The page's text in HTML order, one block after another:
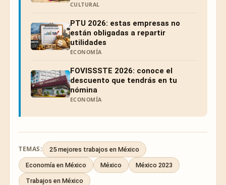
CULTURAL
PTU 2026: estas empresas no
están obligadas a repartir
utilidades
ECONOMÍA
FOVISSSTE 2026: conoce el
descuento que tendrás en tu
nómina
ECONOMÍA
TEMAS: 25 mejores trabajos en México
Economía en México México México 2023
Trabajos en México